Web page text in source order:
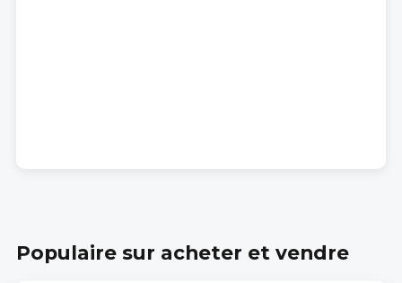
Populaire sur acheter et vendre